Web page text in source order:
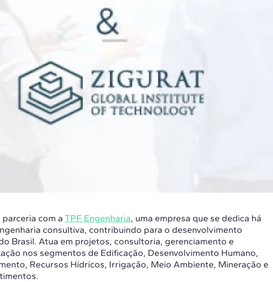
com a TPF Engenharia, uma empresa que se dedica há
consultiva, contribuindo para o desenvolvimento
Brasil. Atua em projetos, consultoria, gerenciamento e
nos segmentos de Edificação, Desenvolvimento Humano,
Recursos Hídricos, Irrigação, Meio Ambiente, Mineração e